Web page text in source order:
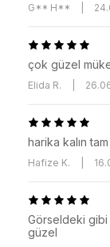
G** H**
çok güzel
Elida R.
harika kalın
Hafize K.
Görseldeki gibi
güzel